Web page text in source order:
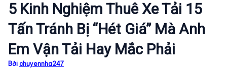
5 Kinh Nghiệm Thuê Xe Tải 15
Tấn Tránh Bị “Hét Giá” Mà Anh
Em Vận Tải Hay Mắc Phải
Bởi chuyennha247